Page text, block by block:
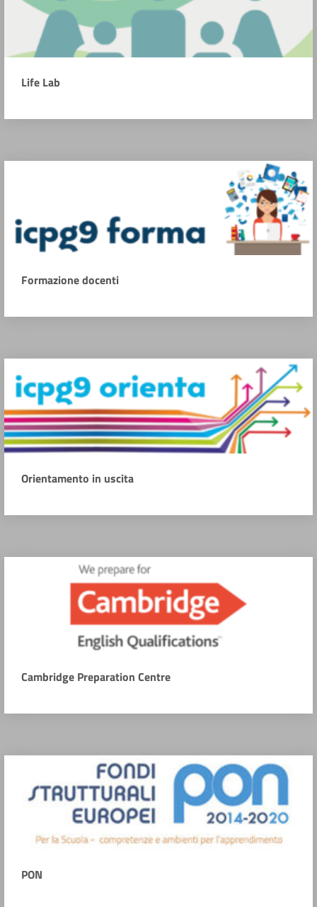
Life Lab
Formazione docenti
Orientamento in uscita
Cambridge Preparation Centre
PON